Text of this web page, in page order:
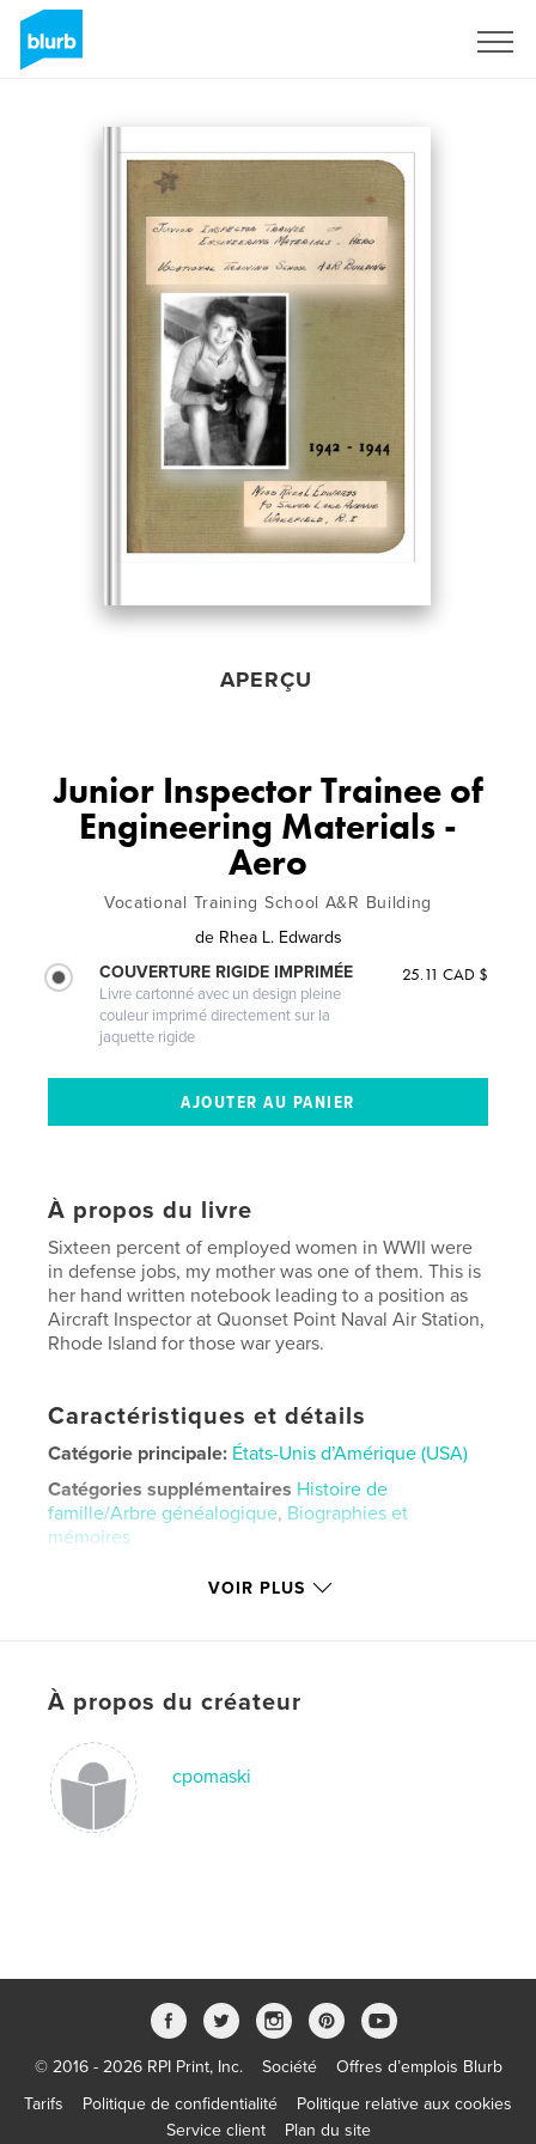
APERÇU
Junior Inspector Trainee of
Engineering Materials -
Aero
Vocational Training School A&R Building
de Rhea L. Edwards
COUVERTURE RIGIDE IMPRIMÉE
Livre cartonné avec un design pleine
couleur imprimé directement sur la
jaquette rigide
25.11 CAD $
À propos du livre
Sixteen percent of employed women in WWII were
in defense jobs, my mother was one of them. This is
her hand written notebook leading to a position as
Aircraft Inspector at Quonset Point Naval Air Station,
Rhode Island for those war years.
Caractéristiques et détails
Catégorie principale: États-Unis d’Amérique (USA)
Catégories supplémentaires Histoire de
famille/Arbre généalogique, Biographies et
mémoires
Date de publication:août 01, 2019
Mots-clés
,
VOIR PLUS
À propos du créateur
cpomaski
© 2016 - 2026 RPI Print, Inc. Société
Offres d’emplois Blurb
Tarifs
Politique de confidentialité
Politique relative aux cookies
Service client
Plan du site